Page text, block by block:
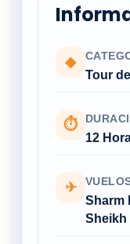
◆
Tour
⏱
12
✈
Sharm
Sheikh